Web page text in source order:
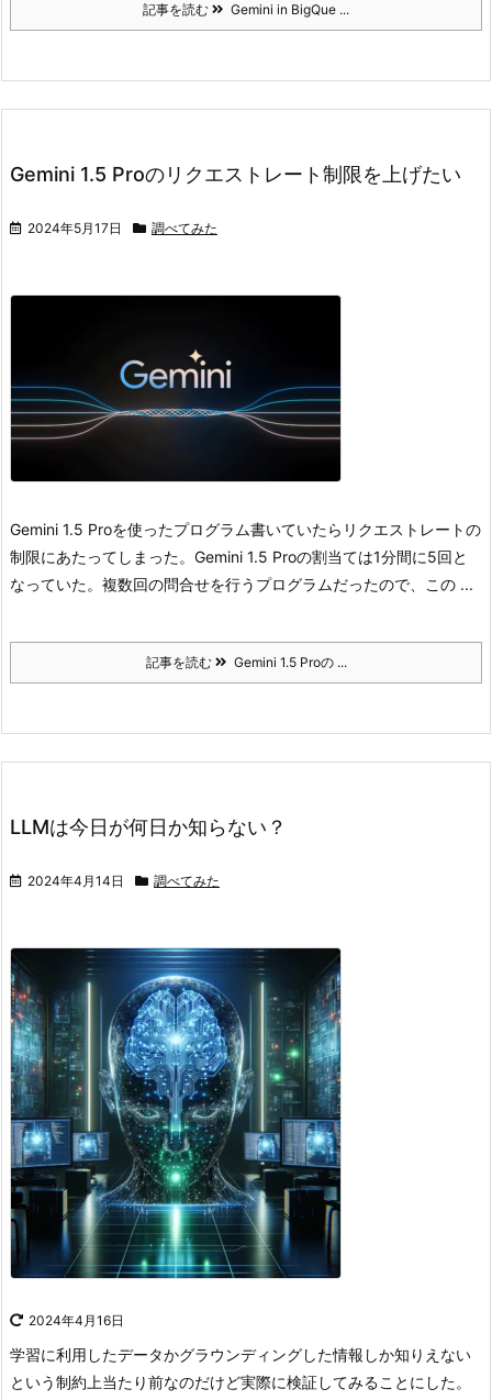
記事を読む Gemini in BigQue ...
Gemini 1.5 Proのリクエストレート制限を上げたい
2024年5月17日 調べてみた
Gemini 1.5 Proを使ったプログラム書いていたらリクエストレートの
制限にあたってしまった。 Gemini 1.5 Proの割当ては1分間に5回と
なっていた。 複数回の問合せを行うプログラムだったので、この ...
記事を読む Gemini 1.5 Proの ...
LLMは今日が何日か知らない？
2024年4月14日 調べてみた
2024年4月16日
学習に利用したデータかグラウンディングした情報しか知りえない
という制約上当たり前なのだけど実際に検証してみることにした。